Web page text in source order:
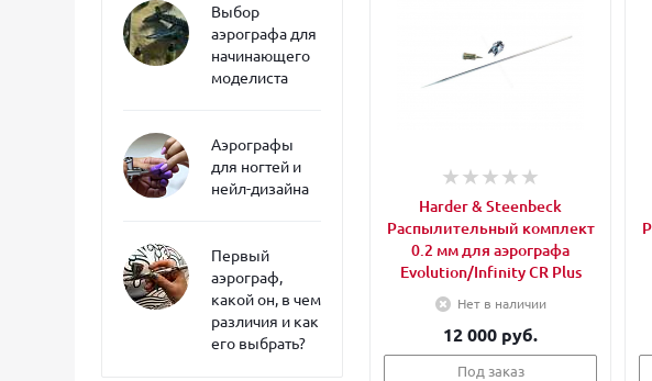
Выбор
аэрографа для
начинающего
моделиста
Аэрографы
для ногтей и
нейл-дизайна
Первый
аэрограф,
какой он, в чем
различия и как
его выбрать?
Harder & Steenbeck
Распылительный комплект
0.2 мм для аэрографа
Evolution/Infinity CR Plus
Нет в наличии
12 000 руб.
Под заказ